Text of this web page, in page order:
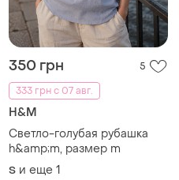
350 грн
5
333 грн с 07 авг.
H&M
Светло-голубая рубашка
h&amp;m, размер m
S и еще 1